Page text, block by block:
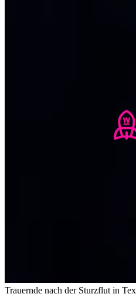
Trauernde nach der Sturzflut in